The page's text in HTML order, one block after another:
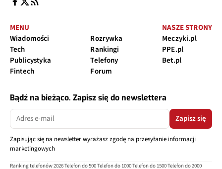
MENU
Wiadomości
Tech
Publicystyka
Fintech
Rozrywka
Rankingi
Telefony
Forum
NASZE STRONY
Meczyki.pl
PPE.pl
Bet.pl
Bądź na bieżąco. Zapisz się do newslettera
Zapisz się
Zapisując się na newsletter wyrażasz zgodę na przesyłanie informacji
marketingowych
Ranking telefonów 2026Telefon do 500Telefon do 1000Telefon do 1500Telefon do 2000